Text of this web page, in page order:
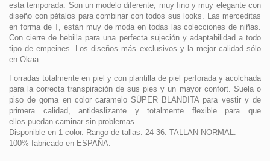
esta temporada. Son un modelo diferente, muy fino y muy elegante con
diseño con pétalos para combinar con todos sus looks. Las merceditas
en forma de T, están muy de moda en todas las colecciones de niñas.
Con cierre de hebilla para una perfecta sujeción y adaptabilidad a todo
tipo de empeines. Los diseños más exclusivos y la mejor calidad sólo
en Okaa.
Forradas totalmente en piel y con plantilla de piel perforada y acolchada
para la correcta transpiración de sus pies y un mayor confort. Suela o
piso de goma en color caramelo SÚPER BLANDITA para vestir y de
primera calidad, antideslizante y totalmente flexible para que
ellos puedan caminar sin problemas.
Disponible en 1 color. Rango de tallas: 24-36. TALLAN NORMAL.
100% fabricado en ESPAÑA.